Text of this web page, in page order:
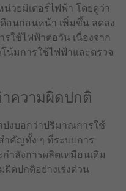
วยมิเตอร์ไฟฟ้า โดยดูว่า
อนก่อนหน้า เพิ่มขึ้น ลดลง
ใช้ไฟฟ้าต่อวัน เนื่องจาก
น้มการใช้ไฟฟ้าและตรวจ
ความผิดปกติ
งบอกว่าปริมาณการใช้
ำคัญทั้ง ๆ ที่ระบบการ
ำลังการผลิตเหมือนเดิม
ดปกติอย่างเร่งด่วน